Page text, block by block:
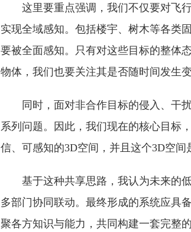
这里要重点强调，我们不仅要对飞
实现全域感知。包括楼宇、树木等各类
要被全面感知。只有对这些目标的整体
物体，我们也要关注其是否随时间发生
同时，面对非合作目标的侵入、干
系列问题。因此，我们现在的核心目标
信、可感知的3D空间，并且这个3D空间
基于这种共享思路，我认为未来的
多部门协同联动。最终形成的系统应具
聚各方知识与能力，共同构建一套完整